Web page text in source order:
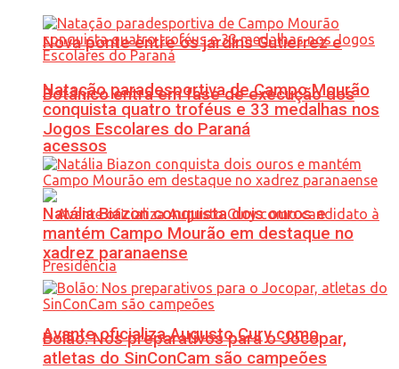
Nova ponte entre os jardins Gutierrez e
Botânico entra em fase de execução dos
acessos
Avante oficializa Augusto Cury como
Natação paradesportiva de Campo Mourão
conquista quatro troféus e 33 medalhas nos
Jogos Escolares do Paraná
Natália Biazon conquista dois ouros e
mantém Campo Mourão em destaque no
xadrez paranaense
Bolão: Nos preparativos para o Jocopar,
atletas do SinConCam são campeões